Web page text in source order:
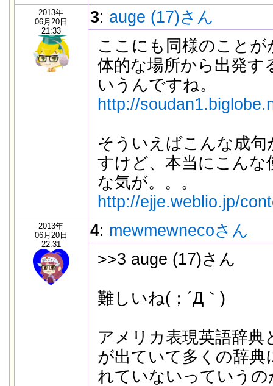
2013年
06月20日
21:33
3: auge (17)さん
ここにも同様のこと
体的な場所から出発す
いうんですね。
http://
そういえばこんな成
すけど、本当にこんな
な気が。。。
http://ejje.weblio.jp/
2013年
06月20日
22:31
4: mewmewnecoさん
>>3 auge (17)さん
難しいね(；´Д｀)
アメリカ表現英語辞典
が出ていて多くの辞
れていないっていう